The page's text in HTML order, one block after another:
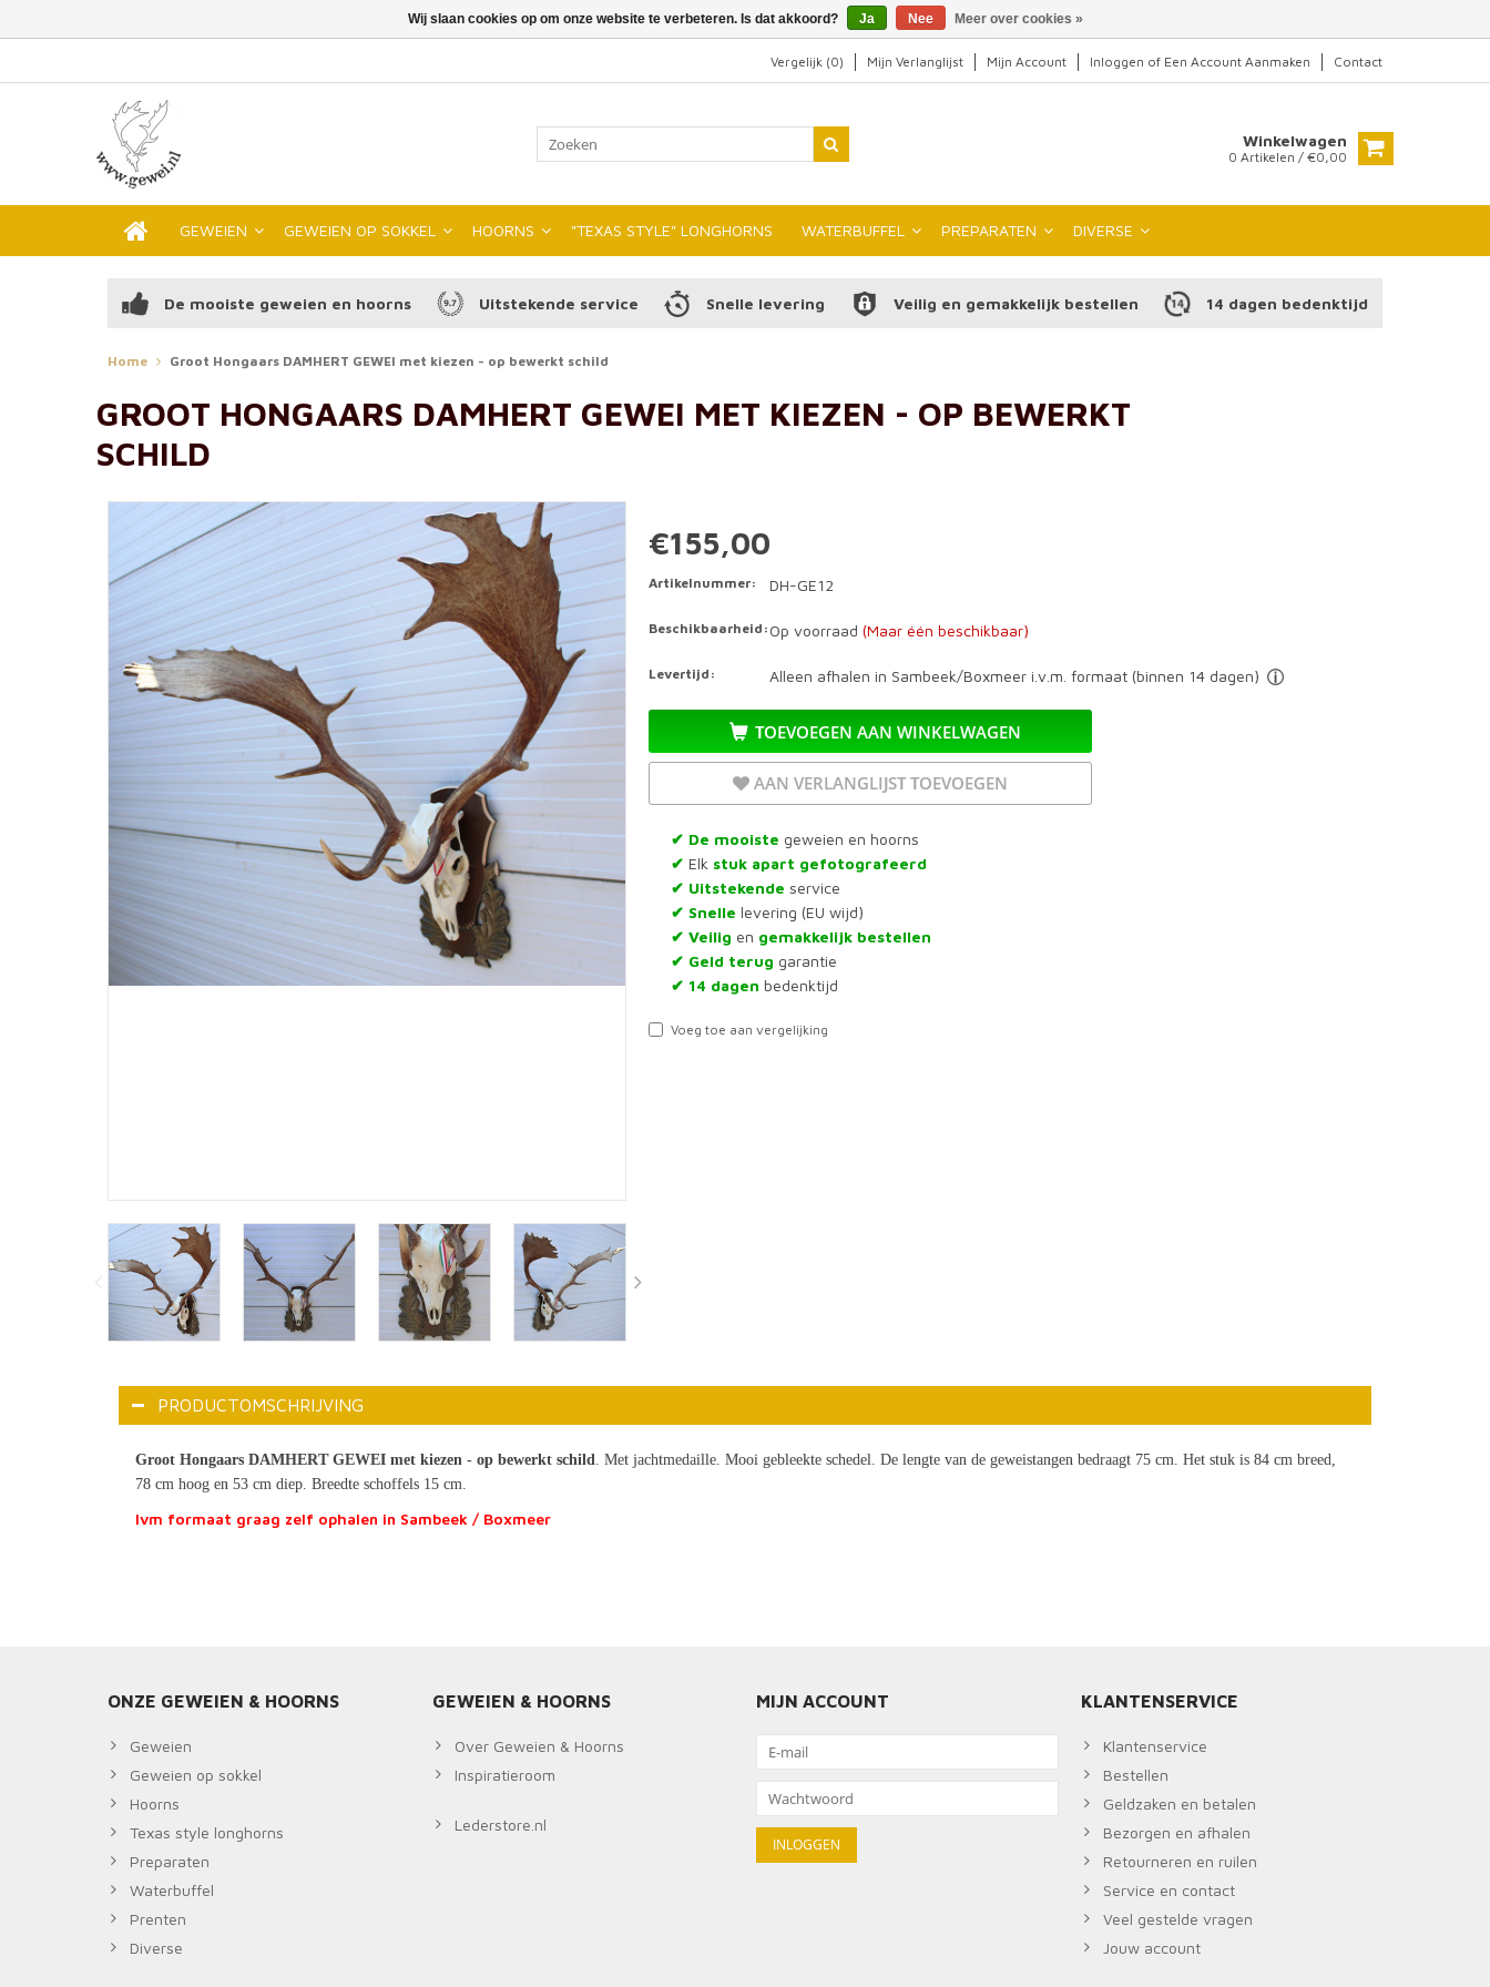
Vergelijk (0) Mijn Verlanglijst Mijn Account Inloggen of Een Account Aanmaken Contact
Winkelwagen
0 Artikelen / €0,00
GEWEIEN GEWEIEN OP SOKKEL HOORNS "TEXAS STYLE" LONGHORNS WATERBUFFEL PREPARATEN DIVERSE
De mooiste geweien en hoorns Uitstekende service Snelle levering Veilig en gemakkelijk bestellen 14 dagen bedenktijd
Home Groot Hongaars DAMHERT GEWEI met kiezen - op bewerkt schild
GROOT HONGAARS DAMHERT GEWEI MET KIEZEN - OP BEWERKT
SCHILD
€155,00
Artikelnummer: DH-GE12
Beschikbaarheid: Op voorraad (Maar één beschikbaar)
Levertijd: Alleen afhalen in Sambeek/Boxmeer i.v.m. formaat (binnen 14 dagen)
TOEVOEGEN AAN WINKELWAGEN
AAN VERLANGLIJST TOEVOEGEN
✔ De mooiste geweien en hoorns
✔ Elk stuk apart gefotografeerd
✔ Uitstekende service
✔ Snelle levering (EU wijd)
✔ Veilig en gemakkelijk bestellen
✔ Geld terug garantie
✔ 14 dagen bedenktijd
Voeg toe aan vergelijking
PRODUCTOMSCHRIJVING
Groot Hongaars DAMHERT GEWEI met kiezen - op bewerkt schild . Met jachtmedaille. Mooi gebleekte schedel. De lengte van de geweistangen bedraagt 75 cm. Het stuk is 84 cm breed,
78 cm hoog en 53 cm diep. Breedte schoffels 15 cm.
Ivm formaat graag zelf ophalen in Sambeek / Boxmeer
ONZE GEWEIEN & HOORNS
Geweien
Geweien op sokkel
Hoorns
Texas style longhorns
Preparaten
Waterbuffel
Prenten
Diverse
GEWEIEN & HOORNS
Over Geweien & Hoorns
Inspiratieroom
Lederstore.nl
MIJN ACCOUNT KLANTENSERVICE
Klantenservice
Bestellen
Geldzaken en betalen
Bezorgen en afhalen
Retourneren en ruilen
Service en contact
Veel gestelde vragen
Jouw account
Wij slaan cookies op om onze website te verbeteren. Is dat akkoord? Ja Nee Meer over cookies »